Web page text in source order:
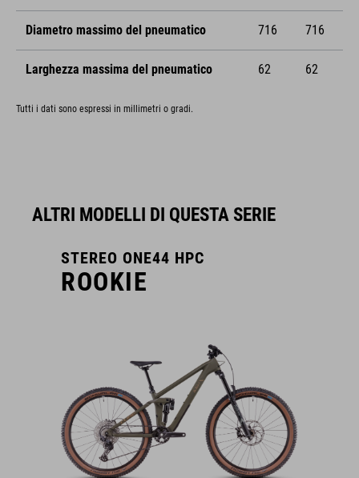
Diametro massimo del pneumatico 716 716
Larghezza massima del pneumatico 62 62
Tutti i dati sono espressi in millimetri o gradi.
ALTRI MODELLI DI QUESTA SERIE
STEREO ONE44 HPC
ROOKIE